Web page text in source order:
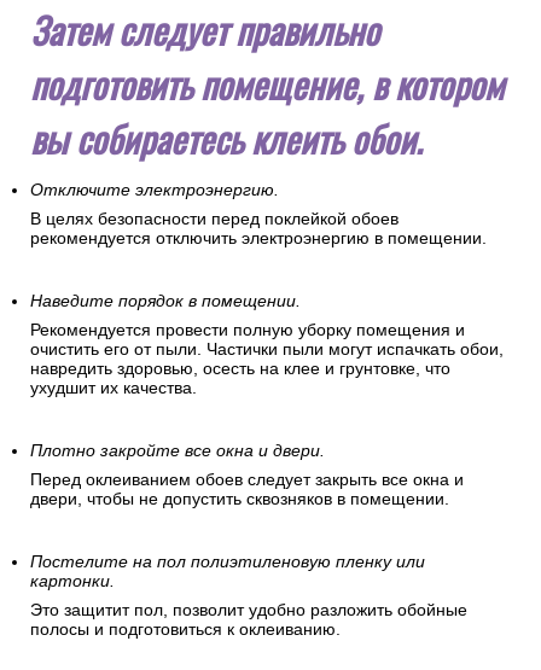
Затем следует правильно
подготовить помещение, в котором
вы собираетесь клеить обои.
Отключите электроэнергию.
В целях безопасности перед поклейкой обоев
рекомендуется отключить электроэнергию в помещении.
Наведите порядок в помещении.
Рекомендуется провести полную уборку помещения и
очистить его от пыли. Частички пыли могут испачкать обои,
навредить здоровью, осесть на клее и грунтовке, что
ухудшит их качества.
Плотно закройте все окна и двери.
Перед оклеиванием обоев следует закрыть все окна и
двери, чтобы не допустить сквозняков в помещении.
Постелите на пол полиэтиленовую пленку или
картонки.
Это защитит пол, позволит удобно разложить обойные
полосы и подготовиться к оклеиванию.